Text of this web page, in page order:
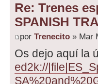
Re: Trenes
SPANISH
por Trenecito » Mar
Os dejo aquí la
ed2k://